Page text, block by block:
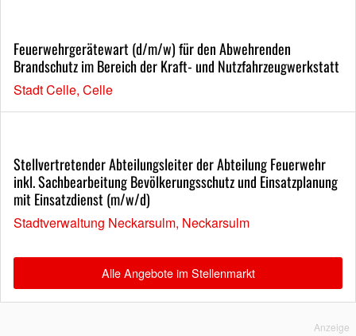
Feuerwehrgerätewart (d/m/w) für den Abwehrenden
Brandschutz im Bereich der Kraft- und Nutzfahrzeugwerkstatt
Stadt Celle, Celle
Stellvertretender Abteilungsleiter der Abteilung Feuerwehr
inkl. Sachbearbeitung Bevölkerungsschutz und Einsatzplanung
mit Einsatzdienst (m/w/d)
Stadtverwaltung Neckarsulm, Neckarsulm
Alle Angebote im Stellenmarkt
Anzeige